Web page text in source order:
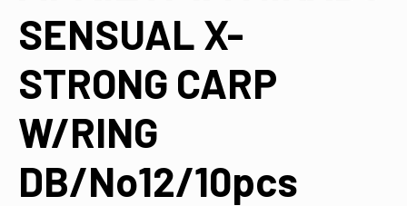
SENSUAL X-
STRONG CARP
W/RING
DB/No12/10pcs